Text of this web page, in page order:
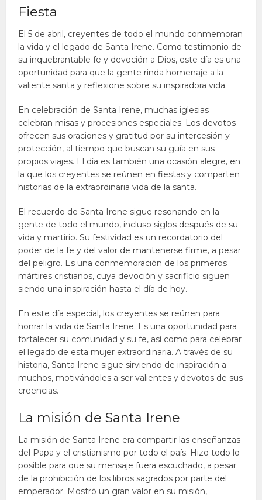
Fiesta
El 5 de abril, creyentes de todo el mundo conmemoran
la vida y el legado de Santa Irene. Como testimonio de
su inquebrantable fe y devoción a Dios, este día es una
oportunidad para que la gente rinda homenaje a la
valiente santa y reflexione sobre su inspiradora vida.
En celebración de Santa Irene, muchas iglesias
celebran misas y procesiones especiales. Los devotos
ofrecen sus oraciones y gratitud por su intercesión y
protección, al tiempo que buscan su guía en sus
propios viajes. El día es también una ocasión alegre, en
la que los creyentes se reúnen en fiestas y comparten
historias de la extraordinaria vida de la santa.
El recuerdo de Santa Irene sigue resonando en la
gente de todo el mundo, incluso siglos después de su
vida y martirio. Su festividad es un recordatorio del
poder de la fe y del valor de mantenerse firme, a pesar
del peligro. Es una conmemoración de los primeros
mártires cristianos, cuya devoción y sacrificio siguen
siendo una inspiración hasta el día de hoy.
En este día especial, los creyentes se reúnen para
honrar la vida de Santa Irene. Es una oportunidad para
fortalecer su comunidad y su fe, así como para celebrar
el legado de esta mujer extraordinaria. A través de su
historia, Santa Irene sigue sirviendo de inspiración a
muchos, motivándoles a ser valientes y devotos de sus
creencias.
La misión de Santa Irene
La misión de Santa Irene era compartir las enseñanzas
del Papa y el cristianismo por todo el país. Hizo todo lo
posible para que su mensaje fuera escuchado, a pesar
de la prohibición de los libros sagrados por parte del
emperador. Mostró un gran valor en su misión,